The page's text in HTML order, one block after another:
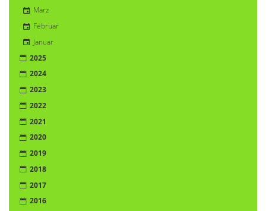
März
Februar
Januar
2025
2024
2023
2022
2021
2020
2019
2018
2017
2016